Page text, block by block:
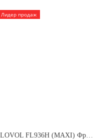
Лидер продаж
LOVOL FL936H (MAXI) Фронтальный погрузчик с заводским гидравлическим быстросъемом